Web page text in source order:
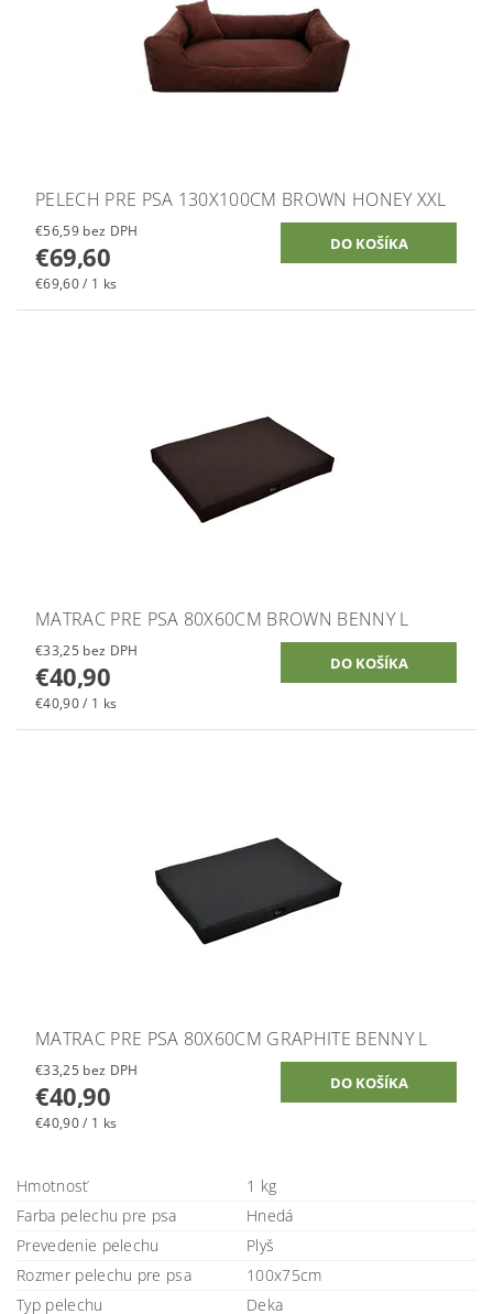
PELECH PRE PSA 130X100CM BROWN HONEY XXL
€56,59 bez DPH
€69,60
€69,60 / 1 ks
MATRAC PRE PSA 80X60CM BROWN BENNY L
€33,25 bez DPH
€40,90
€40,90 / 1 ks
MATRAC PRE PSA 80X60CM GRAPHITE BENNY L
€33,25 bez DPH
€40,90
€40,90 / 1 ks
Hmotnosť
1 kg
Farba pelechu pre psa
Hnedá
Prevedenie pelechu
Plyš
Rozmer pelechu pre psa
100x75cm
Typ pelechu
Deka